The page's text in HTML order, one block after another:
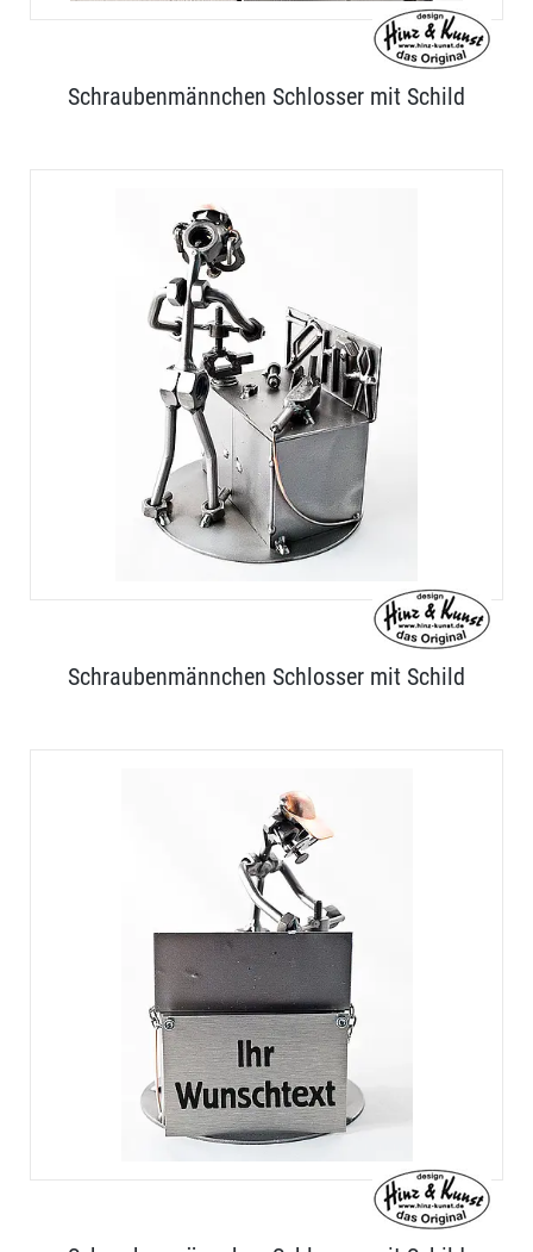
Schraubenmännchen Schlosser mit Schild
Schraubenmännchen Schlosser mit Schild